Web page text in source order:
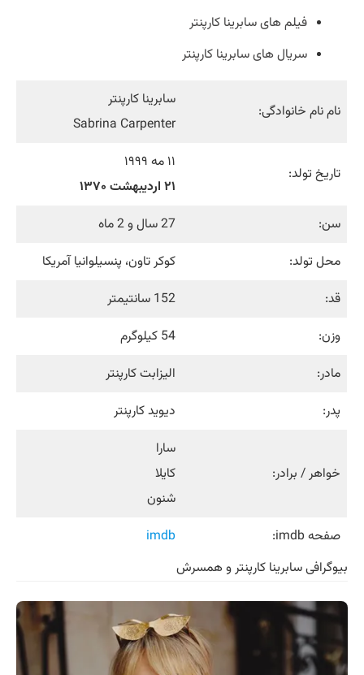
فیلم های سابرینا کارپنتر
سریال های سابرینا کارپنتر
نام نام خانوادگی:
سابرینا کارپنتر
Sabrina Carpenter
تاریخ تولد:
۱۱ مه ۱۹۹۹
۲۱ اردیبهشت ۱۳۷۰
سن:
27 سال و 2 ماه
محل تولد:
کوکر تاون، پنسیلوانیا آمریکا
قد:
152 سانتیمتر
وزن:
54 کیلوگرم
مادر:
الیزابت کارپنتر
پدر:
دیوید کارپنتر
خواهر / برادر:
سارا
کایلا
شنون
صفحه imdb:
imdb
بیوگرافی سابرینا کارپنتر و همسرش